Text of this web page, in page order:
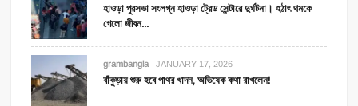
হাওড়া পুরসভা সংলগ্ন হাওড়া ট্রেড সেন্টারে দুর্ঘটনা। হঠাৎ থমকে
গেলো জীবন…
grambangla JANUARY 17, 2026
বাঁকুড়ায় শুরু হবে পাথর খাদন, অভিষেক কথা রাখলেন!